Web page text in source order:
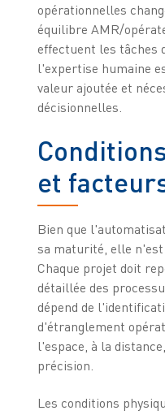
opérationnelles
équilibre AMR/
effectuent les tâches
l'expertise humaine
valeur ajoutée et
décisionnelles.
et
Bien que
sa maturité, elle
Chaque projet doit
détaillée des
dépend de
d'étranglement
l'espace, à la
précision.
Les conditions